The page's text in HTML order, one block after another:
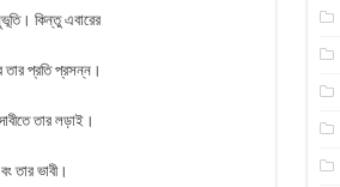
কিন্তু এবারের
তার প্রতি প্রসন্ন।
তার লড়াই।
তার ভাবী।